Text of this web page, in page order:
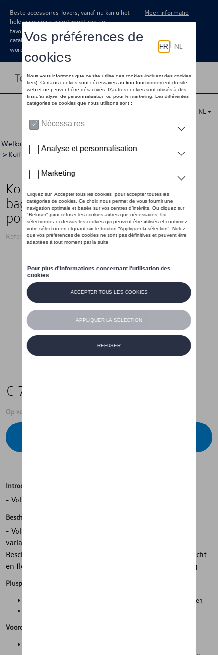
Beste accessoires-lovers, vanaf nu kan u het
hele accessoire assortiment van uw
favoriete merk terugvinden in de online
catalogus. Deze kunnen steeds besteld
worden via uw dealer.
Meer informatie
Toggle navigation
NL
Welkom >Catalogus Volkswagen > Comfort en bescherming
> Kofferschalen > Detail
Kofferschaal, Variabele/vlakke
bagageruimtebodem, bovenste
positie
Referentie: 10A061160
€ 76,00
Op voorraad
Introductie
- Volkswagen originele bagageruimtebekleding
Beschrijving
- Volkswagen originele bagageruimtebekleding - Voor
variabele bagageruimtebodems, bovenste positie -
Beschermt tegen vocht en vuil - Antislip - Oprolbaar - Licht
en flexibel - Op maat gemaakt - Met voertuigbelettering
Pluspunten
Netheid en bescherming van de originele staat van de wagen
Voordelen